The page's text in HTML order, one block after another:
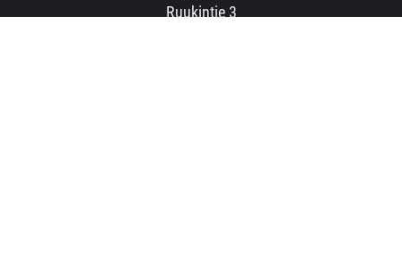
Ruukintie 3